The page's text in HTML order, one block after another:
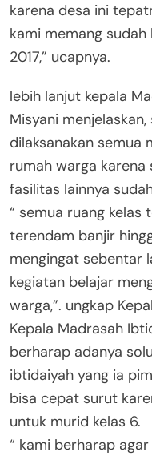
karena desa ini
kami memang
2017,” ucapnya.
lebih lanjut kepala
Misyani
dilaksanakan semua
rumah warga karena
fasilitas lainnya
“ semua ruang
terendam banjir
mengingat sebentar
kegiatan belajar
warga,”. ungkap
Kepala Madrasah
berharap adanya
ibtidaiyah yang ia
bisa cepat surut
untuk murid kelas 6.
“ kami berharap